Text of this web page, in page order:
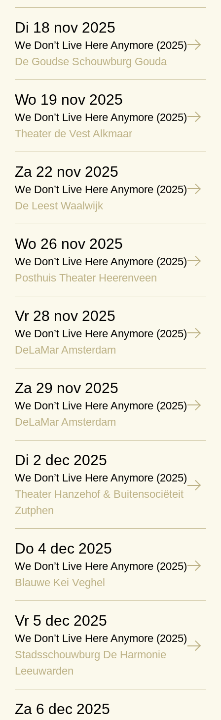
di 18 nov 2025
We Don’t Live Here Anymore (2025)
De Goudse Schouwburg Gouda
wo 19 nov 2025
We Don’t Live Here Anymore (2025)
Theater de Vest Alkmaar
za 22 nov 2025
We Don’t Live Here Anymore (2025)
De Leest Waalwijk
wo 26 nov 2025
We Don’t Live Here Anymore (2025)
Posthuis Theater Heerenveen
vr 28 nov 2025
We Don’t Live Here Anymore (2025)
DeLaMar Amsterdam
za 29 nov 2025
We Don’t Live Here Anymore (2025)
DeLaMar Amsterdam
di 2 dec 2025
We Don’t Live Here Anymore (2025)
Theater Hanzehof & Buitensociëteit
Zutphen
do 4 dec 2025
We Don’t Live Here Anymore (2025)
Blauwe Kei Veghel
vr 5 dec 2025
We Don’t Live Here Anymore (2025)
Stadsschouwburg De Harmonie
Leeuwarden
za 6 dec 2025